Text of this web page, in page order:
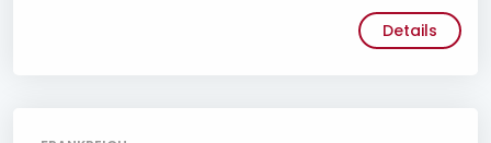
Details